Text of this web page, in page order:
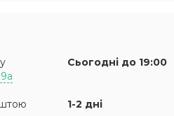
Сьогодні до 19:00
1-2 дні